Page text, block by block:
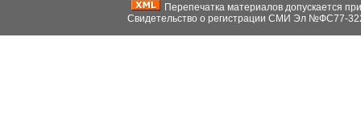
Перепечатка материалов допускается
Свидетельство о регистрации СМИ Эл №ФС77-